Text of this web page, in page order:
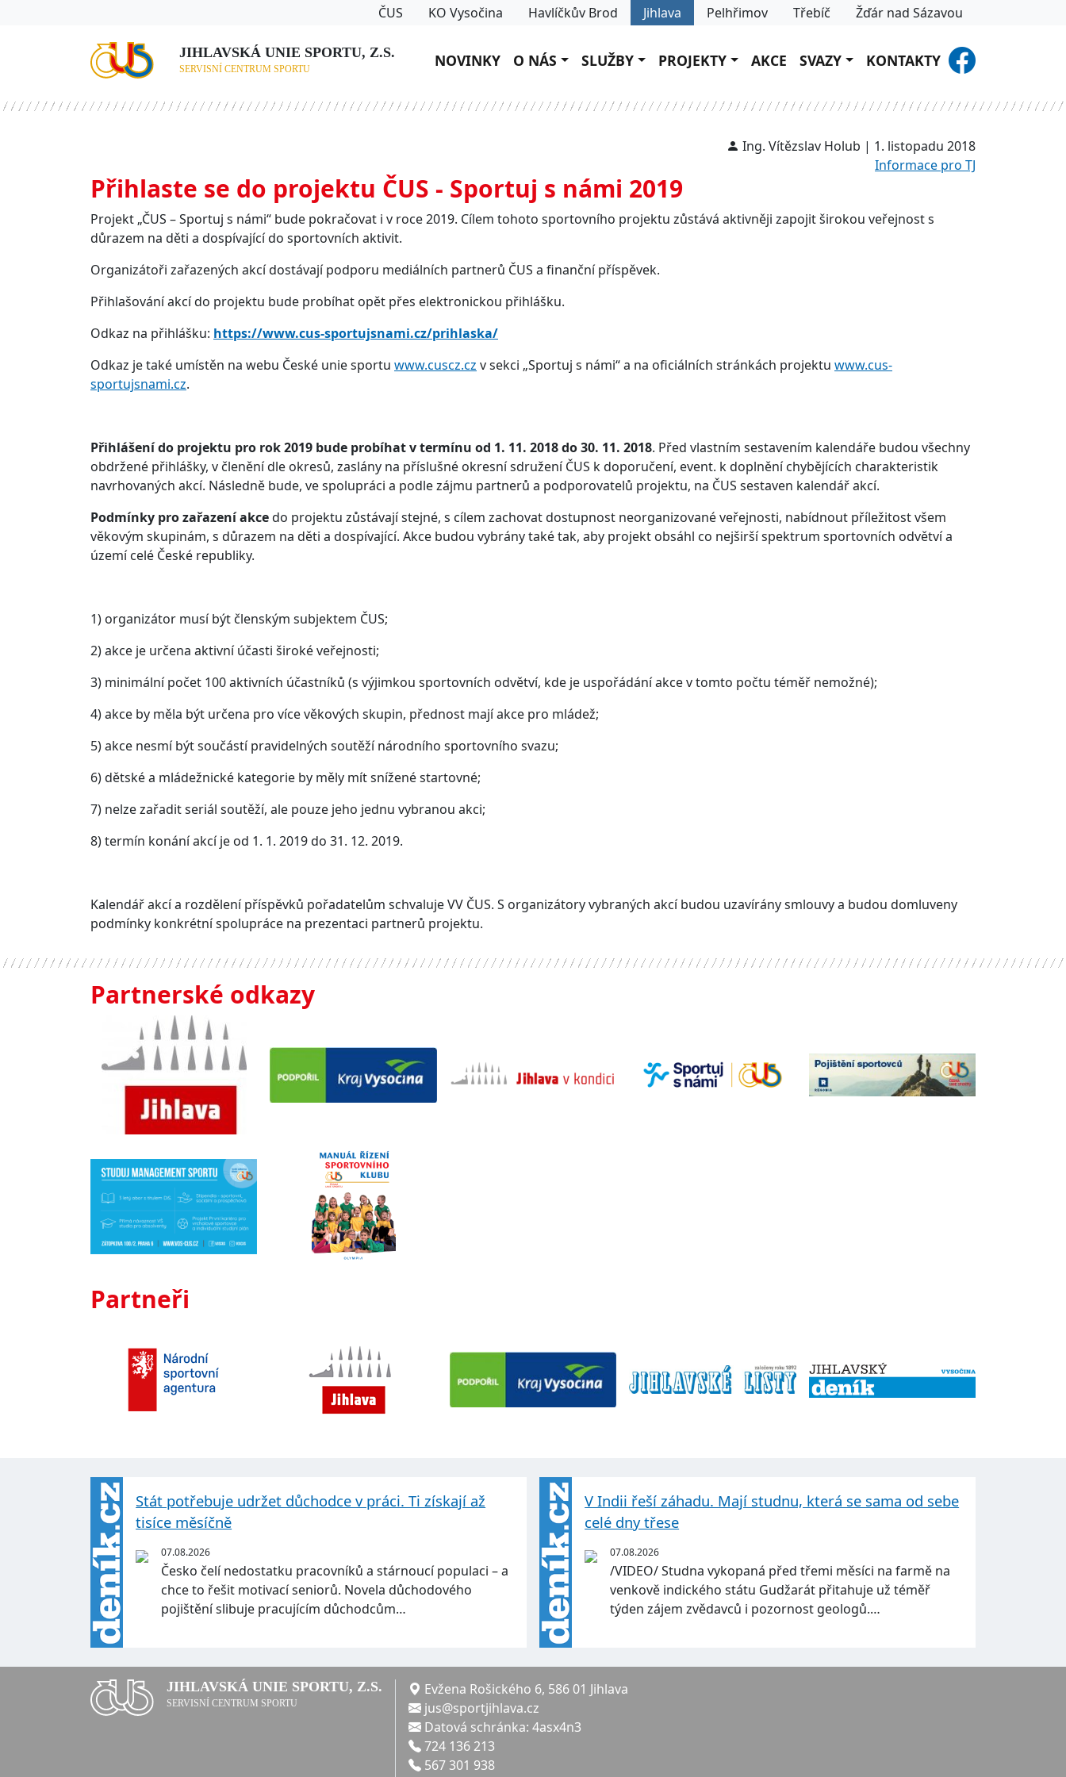
ČUS KO Vysočina Havlíčkův Brod Jihlava Pelhřimov Třebíč Žďár nad Sázavou
JIHLAVSKÁ UNIE SPORTU, Z.S.
SERVISNÍ CENTRUM SPORTU NOVINKY O NÁS SLUŽBY PROJEKTY AKCE SVAZY KONTAKTY
Ing. Vítězslav Holub | 1. listopadu 2018
Informace pro TJ
Přihlaste se do projektu ČUS - Sportuj s námi 2019
Projekt „ČUS – Sportuj s námi“ bude pokračovat i v roce 2019. Cílem tohoto sportovního projektu zůstává aktivněji zapojit širokou veřejnost s
důrazem na děti a dospívající do sportovních aktivit.
Organizátoři zařazených akcí dostávají podporu mediálních partnerů ČUS a finanční příspěvek.
Přihlašování akcí do projektu bude probíhat opět přes elektronickou přihlášku.
Odkaz na přihlášku: https://www.cus-sportujsnami.cz/prihlaska/
Odkaz je také umístěn na webu České unie sportu www.cuscz.cz v sekci „Sportuj s námi“ a na oficiálních stránkách projektu www.cus-
sportujsnami.cz.
Přihlášení do projektu pro rok 2019 bude probíhat v termínu od 1. 11. 2018 do 30. 11. 2018. Před vlastním sestavením kalendáře budou všechny
obdržené přihlášky, v členění dle okresů, zaslány na příslušné okresní sdružení ČUS k doporučení, event. k doplnění chybějících charakteristik
navrhovaných akcí. Následně bude, ve spolupráci a podle zájmu partnerů a podporovatelů projektu, na ČUS sestaven kalendář akcí.
Podmínky pro zařazení akcedo projektu zůstávají stejné, s cílem zachovat dostupnost neorganizované veřejnosti, nabídnout příležitost všem
věkovým skupinám, s důrazem na děti a dospívající. Akce budou vybrány také tak, aby projekt obsáhl co nejširší spektrum sportovních odvětví a
území celé České republiky.
1) organizátor musí být členským subjektem ČUS;
2) akce je určena aktivní účasti široké veřejnosti;
3) minimální počet 100 aktivních účastníků (s výjimkou sportovních odvětví, kde je uspořádání akce v tomto počtu téměř nemožné);
4) akce by měla být určena pro více věkových skupin, přednost mají akce pro mládež;
5) akce nesmí být součástí pravidelných soutěží národního sportovního svazu;
6) dětské a mládežnické kategorie by měly mít snížené startovné;
7) nelze zařadit seriál soutěží, ale pouze jeho jednu vybranou akci;
8) termín konání akcí je od 1. 1. 2019 do 31. 12. 2019.
Kalendář akcí a rozdělení příspěvků pořadatelům schvaluje VV ČUS. S organizátory vybraných akcí budou uzavírány smlouvy a budou domluveny
podmínky konkrétní spolupráce na prezentaci partnerů projektu.
Partnerské odkazy
Partneři
Stát potřebuje udržet důchodce v práci. Ti získají až
tisíce měsíčně
07.08.2026
Česko čelí nedostatku pracovníků a stárnoucí populaci – a
chce to řešit motivací seniorů. Novela důchodového
pojištění slibuje pracujícím důchodcům…
V Indii řeší záhadu. Mají studnu, která se sama od sebe
celé dny třese
07.08.2026
/VIDEO/ Studna vykopaná před třemi měsíci na farmě na
venkově indického státu Gudžarát přitahuje už téměř
týden zájem zvědavců i pozornost geologů.…
JIHLAVSKÁ UNIE SPORTU, Z.S.
SERVISNÍ CENTRUM SPORTU
Evžena Rošického 6, 586 01 Jihlava
jus@sportjihlava.cz
Datová schránka: 4asx4n3
724 136 213
567 301 938